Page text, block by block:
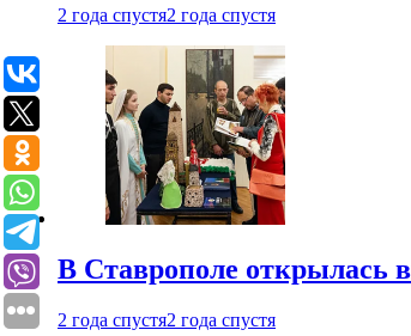
2 года спустя2 года спустя
В Ставрополе открылась
2 года спустя2 года спустя